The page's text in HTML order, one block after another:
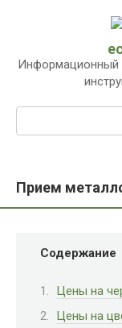
Информационный
Прием
Содержание
Цены на
Цены на